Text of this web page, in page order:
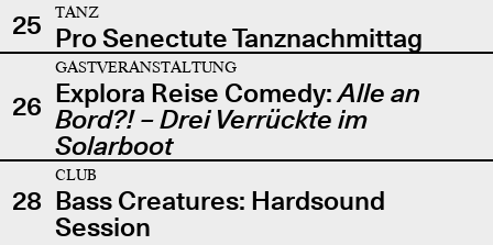
25
TANZ
Pro Senectute Tanznachmittag
26
GASTVERANSTALTUNG
Explora Reise Comedy:Alle an
Bord?! – Drei Verrückte im
Solarboot
28
CLUB
Bass Creatures: Hardsound
Session